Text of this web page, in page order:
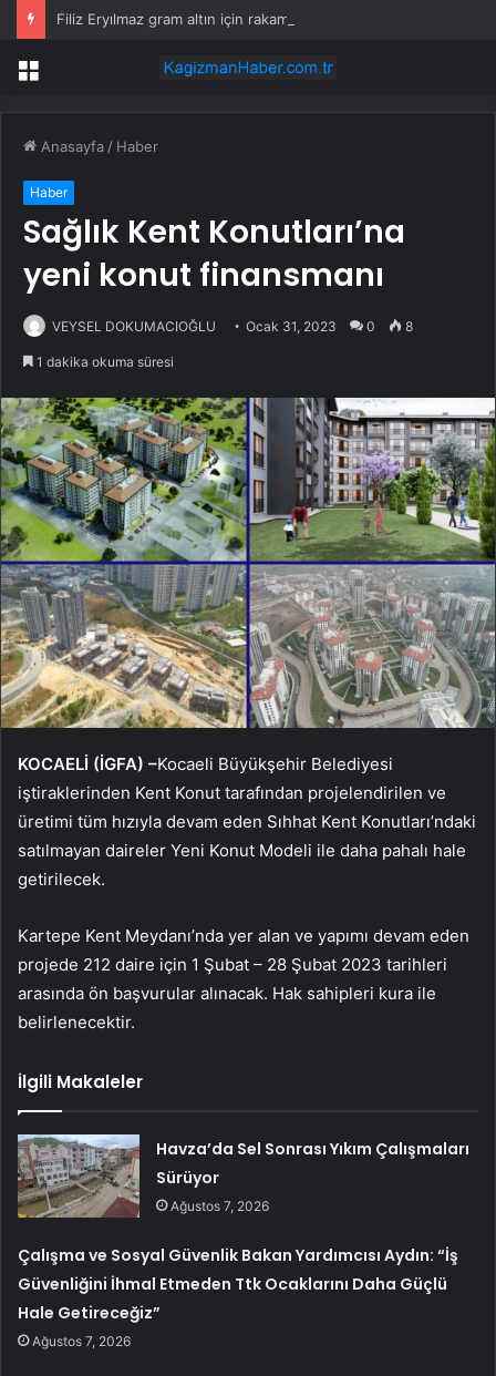
Menü
Anasayfa / Haber
Haber
Sağlık Kent Konutları’na
yeni konut finansmanı
VEYSEL DOKUMACIOĞLU Ocak 31, 2023 0 8
1 dakika okuma süresi
KOCAELİ (İGFA) –Kocaeli Büyükşehir Belediyesi
iştiraklerinden Kent Konut tarafından projelendirilen ve
üretimi tüm hızıyla devam eden Sıhhat Kent Konutları’ndaki
satılmayan daireler Yeni Konut Modeli ile daha pahalı hale
getirilecek.
Kartepe Kent Meydanı’nda yer alan ve yapımı devam eden
projede 212 daire için 1 Şubat – 28 Şubat 2023 tarihleri ​​
arasında ön başvurular alınacak. Hak sahipleri kura ile
belirlenecektir.
İlgili Makaleler
Havza’da Sel Sonrası Yıkım Çalışmaları
Sürüyor
Ağustos 7, 2026
Çalışma ve Sosyal Güvenlik Bakan Yardımcısı Aydın: “İş
Güvenliğini İhmal Etmeden Ttk Ocaklarını Daha Güçlü
Hale Getireceğiz”
Ağustos 7, 2026